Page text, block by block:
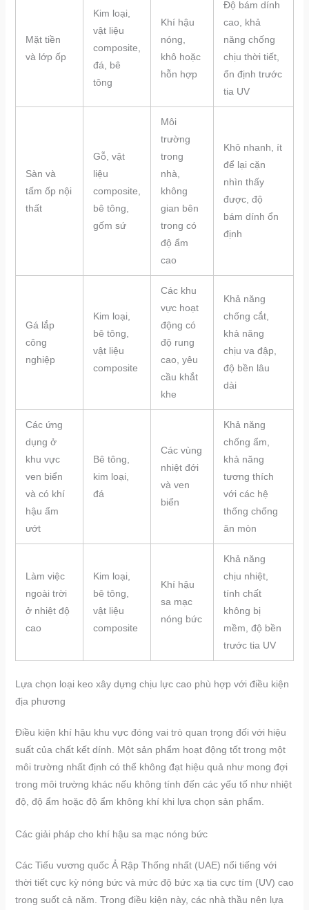
Mặt tiền
và lớp ốp
Kim loại,
vật liệu
composite,
đá, bê
tông
Khí hậu
nóng,
khô hoặc
hỗn hợp
Độ bám dính
cao, khả
năng chống
chịu thời tiết,
ổn định trước
tia UV
Sàn và
tấm ốp nội
thất
Gỗ, vật
liệu
composite,
bê tông,
gốm sứ
Môi
trường
trong
nhà,
không
gian bên
trong có
độ ẩm
cao
Khô nhanh, ít
để lại cặn
nhìn thấy
được, độ
bám dính ổn
định
Gá lắp
công
nghiệp
Kim loại,
bê tông,
vật liệu
composite
Các khu
vực hoạt
động có
độ rung
cao, yêu
cầu khắt
khe
Khả năng
chống cắt,
khả năng
chịu va đập,
độ bền lâu
dài
Các ứng
dụng ở
khu vực
ven biển
và có khí
hậu ẩm
ướt
Bê tông,
kim loại,
đá
Các vùng
nhiệt đới
và ven
biển
Khả năng
chống ẩm,
khả năng
tương thích
với các hệ
thống chống
ăn mòn
Làm việc
ngoài trời
ở nhiệt độ
cao
Kim loại,
bê tông,
vật liệu
composite
Khí hậu
sa mạc
nóng bức
Khả năng
chịu nhiệt,
tính chất
không bị
mềm, độ bền
trước tia UV
Lựa chọn loại keo xây dựng chịu lực cao phù hợp với điều kiện
địa phương
Điều kiện khí hậu khu vực đóng vai trò quan trọng đối với hiệu
suất của chất kết dính. Một sản phẩm hoạt động tốt trong một
môi trường nhất định có thể không đạt hiệu quả như mong đợi
trong môi trường khác nếu không tính đến các yếu tố như nhiệt
độ, độ ẩm hoặc độ ẩm không khí khi lựa chọn sản phẩm.
Các giải pháp cho khí hậu sa mạc nóng bức
Các Tiểu vương quốc Ả Rập Thống nhất (UAE) nổi tiếng với
thời tiết cực kỳ nóng bức và mức độ bức xạ tia cực tím (UV) cao
trong suốt cả năm. Trong điều kiện này, các nhà thầu nên lựa